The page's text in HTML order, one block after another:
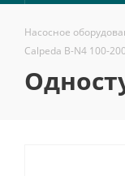
Насосное
Calpeda B-N4 100-